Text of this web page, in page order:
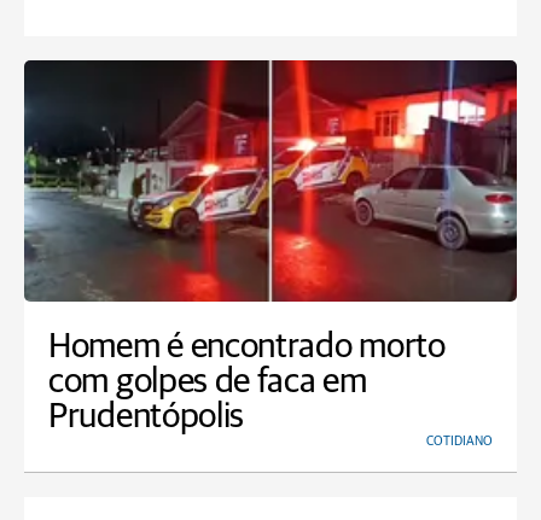
Homem é encontrado morto
com golpes de faca em
Prudentópolis
COTIDIANO